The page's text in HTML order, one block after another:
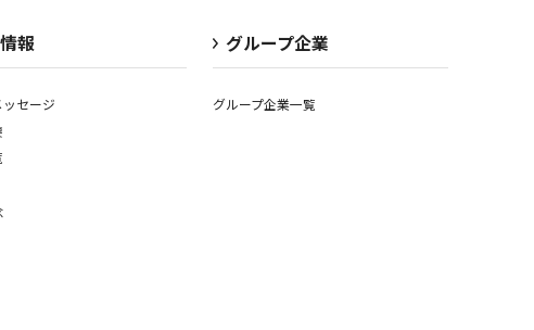
報
ッセージ
グループ企業
グループ企業一覧